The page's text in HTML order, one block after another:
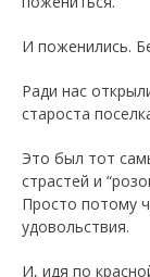
И поженились.
Ради нас
староста
Это был тот
страстей и
Просто потому
удовольствия.
И, идя по